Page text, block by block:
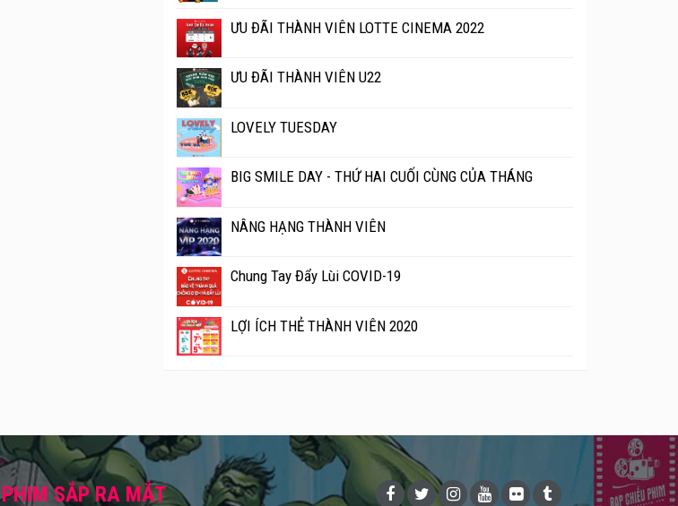
ƯU ĐÃI THÀNH VIÊN LOTTE CINEMA 2022
ƯU ĐÃI THÀNH VIÊN U22
LOVELY TUESDAY
BIG SMILE DAY - THỨ HAI CUỐI CÙNG CỦA THÁNG
NÂNG HẠNG THÀNH VIÊN
Chung Tay Đẩy Lùi COVID-19
LỢI ÍCH THẺ THÀNH VIÊN 2020
PHIM SẮP RA MẮT